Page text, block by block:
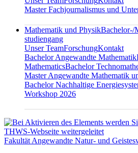
Master Fachjournalismus und
Mathematik und PhysikBachelor-/
studiengang
Unser TeamForschungKontakt
Bachelor Angewandte Mathematik
MathematicsBachelor
Master Angewandte Mathematik
Bachelor Nachhaltige
Workshop 2026
Fakultät Angewandte Natur- und